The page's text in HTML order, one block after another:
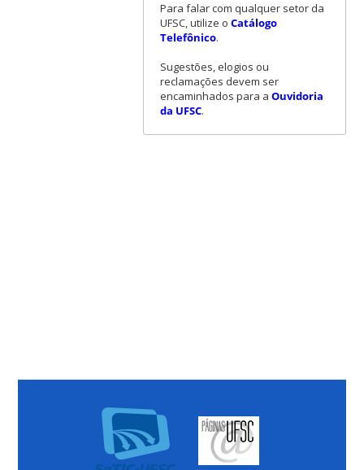
Para falar com qualquer setor da
UFSC, utilize o Catálogo
Telefônico.
Sugestões, elogios ou
reclamações devem ser
encaminhados para a Ouvidoria
da UFSC.